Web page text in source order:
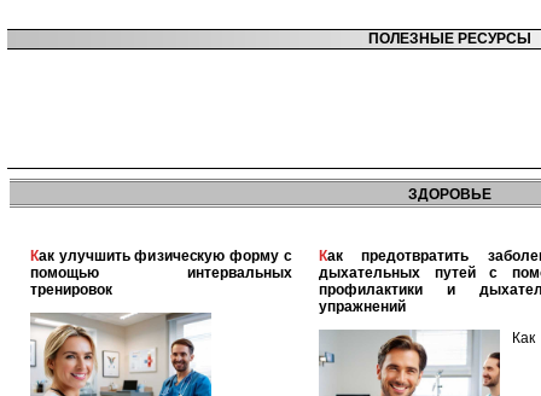
ПОЛЕЗНЫЕ РЕСУРСЫ
ЗДОРОВЬЕ
Как улучшить физическую форму с
помощью интервальных
тренировок
Как предотвратить заболевания
дыхательных путей с
профилактики и
упражнений
Как